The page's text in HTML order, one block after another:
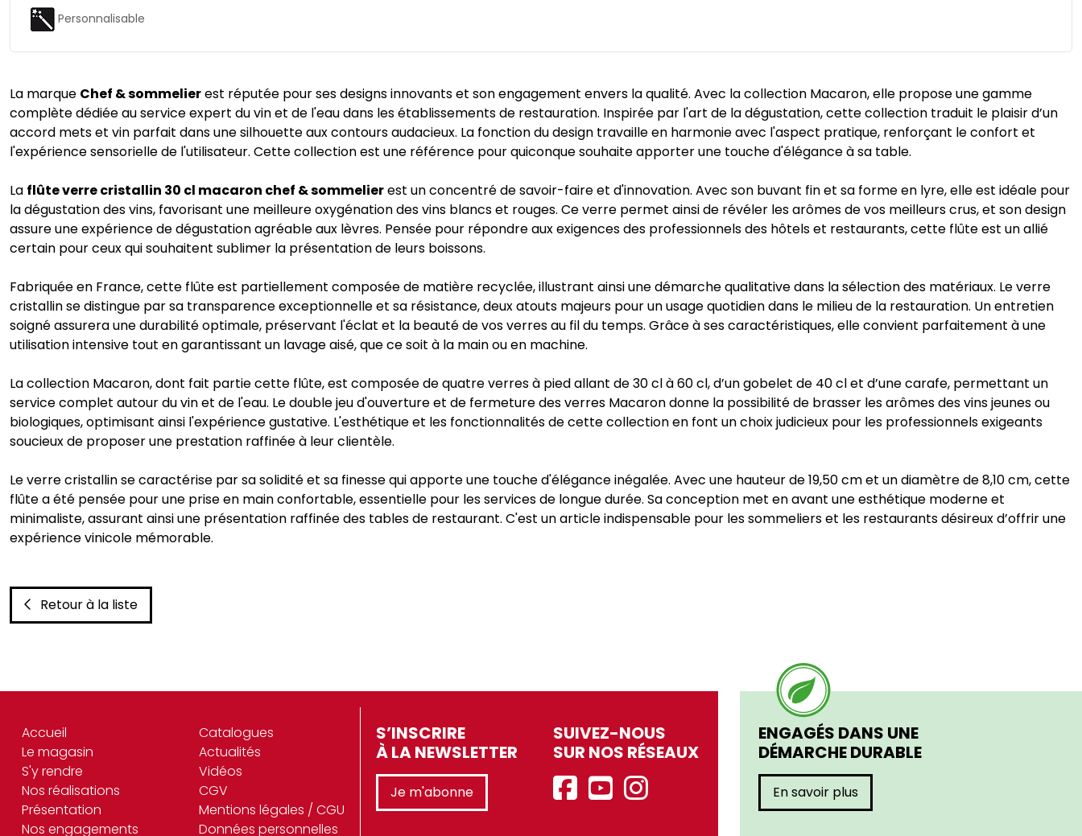
Personnalisable
La marque Chef & sommelierest réputée pour ses designs innovants et son engagement envers la qualité. Avec la collection Macaron, elle propose une gamme
complète dédiée au service expert du vin et de l'eau dans les établissements de restauration. Inspirée par l'art de la dégustation, cette collection traduit le plaisir d’un
accord mets et vin parfait dans une silhouette aux contours audacieux. La fonction du design travaille en harmonie avec l'aspect pratique, renforçant le confort et
l'expérience sensorielle de l'utilisateur. Cette collection est une référence pour quiconque souhaite apporter une touche d'élégance à sa table.
La flûte verre cristallin 30 cl macaron chef & sommelierest un concentré de savoir-faire et d'innovation. Avec son buvant fin et sa forme en lyre, elle est idéale pour
la dégustation des vins, favorisant une meilleure oxygénation des vins blancs et rouges. Ce verre permet ainsi de révéler les arômes de vos meilleurs crus, et son design
assure une expérience de dégustation agréable aux lèvres. Pensée pour répondre aux exigences des professionnels des hôtels et restaurants, cette flûte est un allié
certain pour ceux qui souhaitent sublimer la présentation de leurs boissons.
Fabriquée en France, cette flûte est partiellement composée de matière recyclée, illustrant ainsi une démarche qualitative dans la sélection des matériaux. Le verre
cristallin se distingue par sa transparence exceptionnelle et sa résistance, deux atouts majeurs pour un usage quotidien dans le milieu de la restauration. Un entretien
soigné assurera une durabilité optimale, préservant l'éclat et la beauté de vos verres au fil du temps. Grâce à ses caractéristiques, elle convient parfaitement à une
utilisation intensive tout en garantissant un lavage aisé, que ce soit à la main ou en machine.
La collection Macaron, dont fait partie cette flûte, est composée de quatre verres à pied allant de 30 cl à 60 cl, d’un gobelet de 40 cl et d’une carafe, permettant un
service complet autour du vin et de l'eau. Le double jeu d'ouverture et de fermeture des verres Macaron donne la possibilité de brasser les arômes des vins jeunes ou
biologiques, optimisant ainsi l'expérience gustative. L'esthétique et les fonctionnalités de cette collection en font un choix judicieux pour les professionnels exigeants
soucieux de proposer une prestation raffinée à leur clientèle.
Le verre cristallin se caractérise par sa solidité et sa finesse qui apporte une touche d'élégance inégalée. Avec une hauteur de 19,50 cm et un diamètre de 8,10 cm, cette
flûte a été pensée pour une prise en main confortable, essentielle pour les services de longue durée. Sa conception met en avant une esthétique moderne et
minimaliste, assurant ainsi une présentation raffinée des tables de restaurant. C'est un article indispensable pour les sommeliers et les restaurants désireux d’offrir une
expérience vinicole mémorable.
Retour à la liste
ENGAGÉS DANS UNE
DÉMARCHE DURABLE
En savoir plus
Accueil
Le magasin
S'y rendre
Nos réalisations
Présentation
Nos engagements
Catalogues
Actualités
Vidéos
CGV
Mentions légales / CGU
Données personnelles
S’INSCRIRE
À LA NEWSLETTER
Je m'abonne
SUIVEZ-NOUS
SUR NOS RÉSEAUX